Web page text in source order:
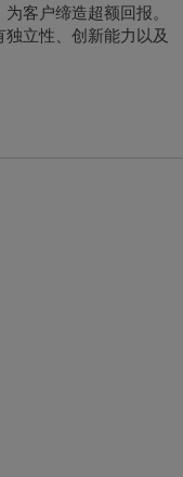
客户缔造超额回报。
立性、创新能力以及